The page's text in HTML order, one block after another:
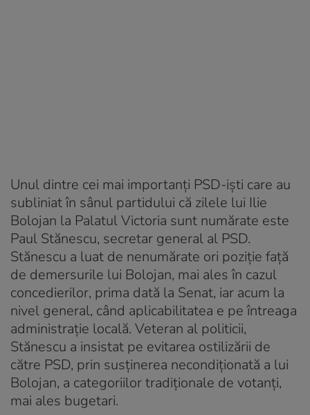
Unul dintre cei mai importanți PSD-iști care au
subliniat în sânul partidului că zilele lui Ilie
Bolojan la Palatul Victoria sunt numărate este
Paul Stănescu, secretar general al PSD.
Stănescu a luat de nenumărate ori poziție față
de demersurile lui Bolojan, mai ales în cazul
concedierilor, prima dată la Senat, iar acum la
nivel general, când aplicabilitatea e pe întreaga
administrație locală. Veteran al politicii,
Stănescu a insistat pe evitarea ostilizării de
către PSD, prin susținerea necondiționată a lui
Bolojan, a categoriilor tradiționale de votanți,
mai ales bugetari.